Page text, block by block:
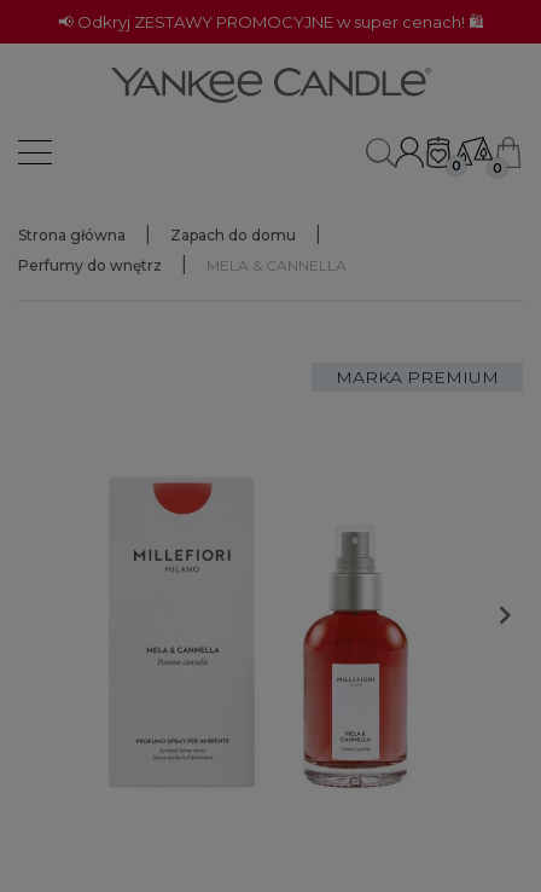
📢 Odkryj ZESTAWY PROMOCYJNE w super cenach! 🛍️
0 0
Strona główna
Zapach do domu
Perfumy do wnętrz
MELA & CANNELLA
MARKA PREMIUM
